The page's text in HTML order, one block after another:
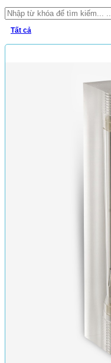
Tất cả